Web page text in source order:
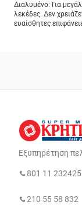
Διαλυμένο: Για
λεκέδες. Δεν
ευαίσθητες
Εξυπηρέτηση
801 11 232425
210 55 58 832